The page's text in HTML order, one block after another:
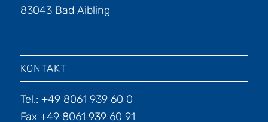
83043 Bad Aibling
KONTAKT
Tel.: +49 8061 939 60 0
Fax +49 8061 939 60 91